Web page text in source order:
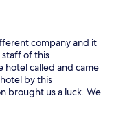
company and it
of this
hotel called and came
by this
brought us a luck. We
management
of us great: They